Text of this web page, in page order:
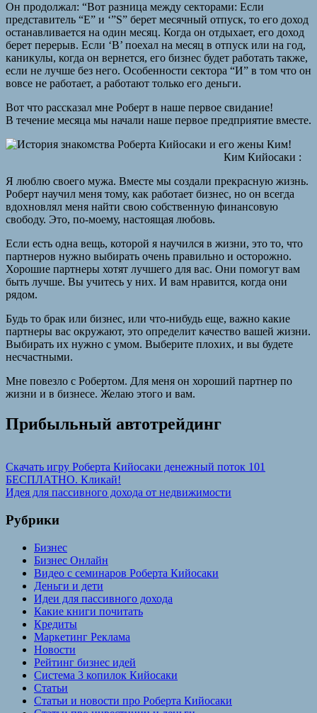
Он продолжал: “Вот разница между секторами: Если
представитель “Е” и ‘”S” берет месячный отпуск, то его доход
останавливается на один месяц. Когда он отдыхает, его доход
берет перерыв. Если ‘B’ поехал на месяц в отпуск или на год,
каникулы, когда он вернется, его бизнес будет работать также,
если не лучше без него. Особенности сектора “И” в том что он
вовсе не работает, а работают только его деньги.
Вот что рассказал мне Роберт в наше первое свидание!
В течение месяца мы начали наше первое предприятие вместе.
Ким Кийосаки :
Я люблю своего мужа. Вместе мы создали прекрасную жизнь.
Роберт научил меня тому, как работает бизнес, но он всегда
вдохновлял меня найти свою собственную финансовую
свободу. Это, по-моему, настоящая любовь.
Если есть одна вещь, которой я научился в жизни, это то, что
партнеров нужно выбирать очень правильно и осторожно.
Хорошие партнеры хотят лучшего для вас. Они помогут вам
быть лучше. Вы учитесь у них. И вам нравится, когда они
рядом.
Будь то брак или бизнес, или что-нибудь еще, важно какие
партнеры вас окружают, это определит качество вашей жизни.
Выбирать их нужно с умом. Выберите плохих, и вы будете
несчастными.
Мне повезло с Робертом. Для меня он хороший партнер по
жизни и в бизнесе. Желаю этого и вам.
Прибыльный автотрейдинг
Навигация
по
Предыдущая
запись:
Скачать игру Роберта Кийосаки денежный поток 101
БЕСПЛАТНО. Кликай!
Следующая
Идея для пассивного дохода от недвижимости
Рубрики
Бизнес
Бизнес Онлайн
Видео с семинаров Роберта Кийосаки
Деньги и дети
Идеи для пассивного дохода
Какие книги почитать
Кредиты
Маркетинг Реклама
Новости
Рейтинг бизнес идей
Система 3 копилок Кийосаки
Статьи
Статьи и новости про Роберта Кийосаки